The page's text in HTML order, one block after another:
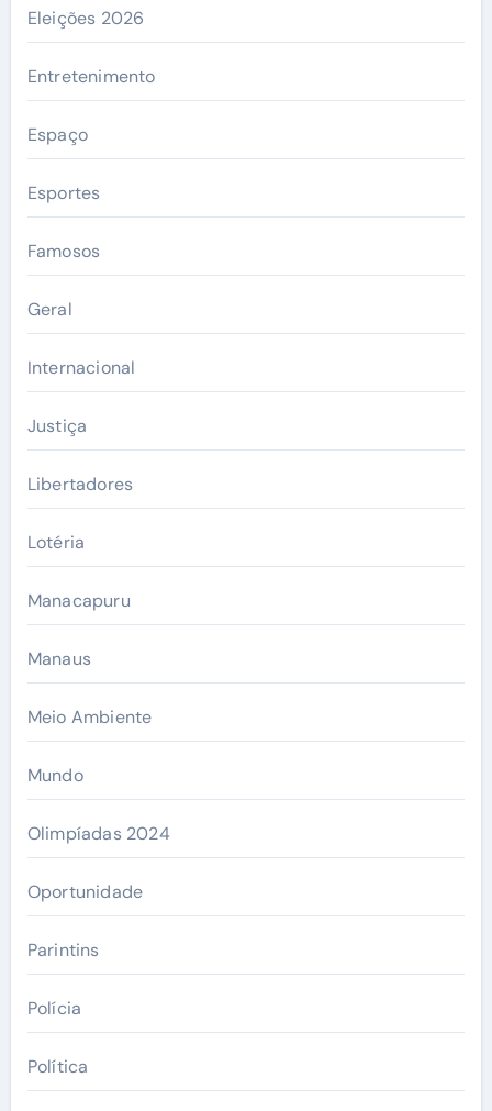
Eleições 2026
Entretenimento
Espaço
Esportes
Famosos
Geral
Internacional
Justiça
Libertadores
Lotéria
Manacapuru
Manaus
Meio Ambiente
Mundo
Olimpíadas 2024
Oportunidade
Parintins
Polícia
Política